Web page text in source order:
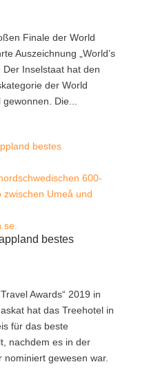
Finale der World
Auszeichnung „World’s
Der Inselstaat hat den
der World
Die...
600-
Umeå und
bestes
Awards“ 2019 in
hat das Treehotel in
für das beste
nachdem es in der
gewesen war.